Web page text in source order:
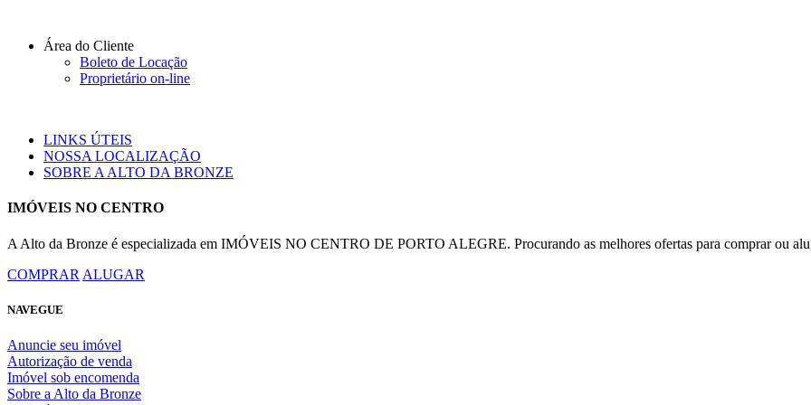
Área do Cliente
Boleto de Locação
Proprietário on-line
LINKS ÚTEIS
NOSSA LOCALIZAÇÃO
SOBRE A ALTO DA BRONZE
IMÓVEIS NO CENTRO
A Alto da Bronze é especializada em IMÓVEIS NO CENTRO DE PORTO ALEGRE. Procurando as melhores ofertas para comprar ou
COMPRAR ALUGAR
NAVEGUE
Anuncie seu imóvel
Autorização de venda
Imóvel sob encomenda
Sobre a Alto da Bronze